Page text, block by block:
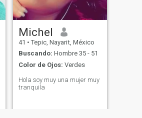
Michel
41 • Tepic, Nayarit, México
Buscando: Hombre 35 - 51
Color de Ojos: Verdes
Hola soy muy una mujer muy
tranquila